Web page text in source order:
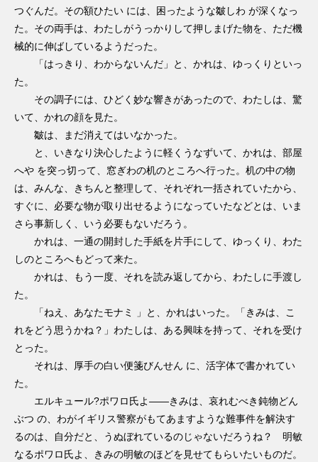
つぐんだ。その額ひたい には、困ったような皺しわ が深くなっ
た。その両手は、わたしがうっかりして押しまげた物を、ただ機
械的に伸ばしているようだった。
「はっきり、わからないんだ」と、かれは、ゆっくりといっ
た。
その調子には、ひどく妙な響きがあったので、わたしは、驚
いて、かれの顔を見た。
皺は、まだ消えてはいなかった。
と、いきなり決心したように軽くうなずいて、かれは、部屋
へや を突っ切って、窓ぎわの机のところへ行った。机の中の物
は、みんな、きちんと整理して、それぞれ一括されていたから、
すぐに、必要な物が取り出せるようになっていたなどとは、いま
さら事新しく、いう必要もないだろう。
かれは、一通の開封した手紙を片手にして、ゆっくり、わた
しのところへもどって来た。
かれは、もう一度、それを読み返してから、わたしに手渡し
た。
「ねえ、あなたモナミ 」と、かれはいった。「きみは、こ
れをどう思うかね？」わたしは、ある興味を持って、それを受け
とった。
それは、厚手の白い便箋びんせん に、活字体で書かれてい
た。
エルキュール?ポワロ氏よ――きみは、哀れむべき鈍物どん
ぶつ の、わがイギリス警察がもてあますような難事件を解決す
るのは、自分だと、うぬぼれているのじゃないだろうね？ 明敏
なるポワロ氏よ、きみの明敏のほどを見せてもらいたいものだ。